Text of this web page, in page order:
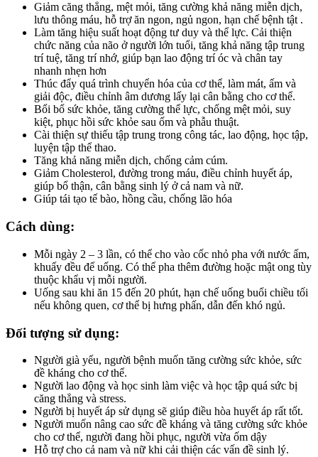
250g
Giảm căng thẳng, mệt mỏi, tăng cường khả năng miễn dịch,
lưu thông máu, hỗ trợ ăn ngon, ngủ ngon, hạn chế bệnh tật .
Làm tăng hiệu suất hoạt động tư duy và thể lực. Cải thiện
chức năng của não ở người lớn tuổi, tăng khả năng tập trung
trí tuệ, tăng trí nhớ, giúp bạn lao động trí óc và chân tay
nhanh nhẹn hơn
Thúc đẩy quá trình chuyển hóa của cơ thể, làm mát, ấm và
giải độc, điều chỉnh âm dương lấy lại cân bằng cho cơ thể.
Bổi bổ sức khỏe, tăng cường thể lực, chống mệt mỏi, suy
kiệt, phục hồi sức khỏe sau ốm và phẫu thuật.
Cài thiện sự thiếu tập trung trong công tác, lao động, học tập,
luyện tập thể thao.
Tăng khả năng miễn dịch, chống cảm cúm.
Giảm Cholesterol, đường trong máu, điều chỉnh huyết áp,
giúp bổ thận, cân bằng sinh lý ở cả nam và nữ.
Giúp tái tạo tế bào, hồng cầu, chống lão hóa
Cách dùng:
Mỗi ngày 2 – 3 lần, có thể cho vào cốc nhỏ pha với nước ấm,
khuấy đều để uống. Có thể pha thêm đường hoặc mật ong tùy
thuộc khẩu vị mỗi người.
Uống sau khi ăn 15 đến 20 phút, hạn chế uống buổi chiều tối
nếu không quen, cơ thể bị hưng phấn, dẫn đến khó ngủ.
Đối tượng sử dụng:
Người già yếu, người bệnh muốn tăng cường sức khỏe, sức
đề kháng cho cơ thể.
Người lao động và học sinh làm việc và học tập quá sức bị
căng thẳng và stress.
Người bị huyết áp sử dụng sẽ giúp điều hòa huyết áp rất tốt.
Người muốn nâng cao sức đề kháng và tăng cường sức khỏe
cho cơ thể, người đang hồi phục, người vừa ốm dậy
Hỗ trợ cho cả nam và nữ khi cải thiện các vấn đề sinh lý.